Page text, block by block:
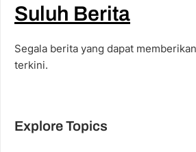
Suluh Berita
Segala berita yang dapat
terkini.
Explore Topics